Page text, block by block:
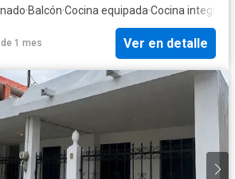
·Balcón·Cocina equipada·Cocina integral
1 mes Ver en detalle